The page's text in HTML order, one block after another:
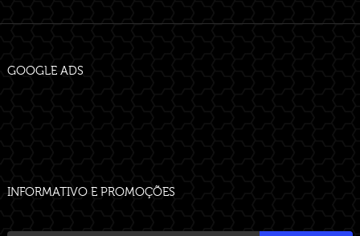
GOOGLE ADS
INFORMATIVO E PROMOÇÕES